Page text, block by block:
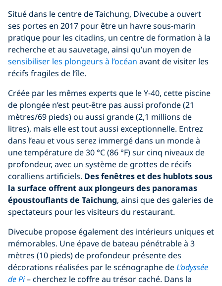
Situé dans le centre de Taichung, Divecube a ouvert
ses portes en 2017 pour être un havre sous-marin
pratique pour les citadins, un centre de formation à la
recherche et au sauvetage, ainsi qu’un moyen de
sensibiliser les plongeurs à l’océan avant de visiter les
récifs fragiles de l’île.
Créée par les mêmes experts que le Y-40, cette piscine
de plongée n’est peut-être pas aussi profonde (21
mètres/69 pieds) ou aussi grande (2,1 millions de
litres), mais elle est tout aussi exceptionnelle. Entrez
dans l’eau et vous serez immergé dans un monde à
une température de 30 °C (86 °F) sur cinq niveaux de
profondeur, avec un système de grottes de récifs
coralliens artificiels. Des fenêtres et des hublots sous
la surface offrent aux plongeurs des panoramas
époustouflants de Taichung, ainsi que des galeries de
spectateurs pour les visiteurs du restaurant.
Divecube propose également des intérieurs uniques et
mémorables. Une épave de bateau pénétrable à 3
mètres (10 pieds) de profondeur présente des
décorations réalisées par le scénographe deL’odyssée
de Pi– cherchez le coffre au trésor caché. Dans la